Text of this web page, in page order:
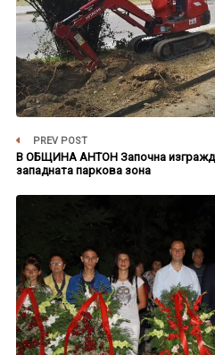
PREV POST
В ОБЩИНА АНТОН Започна
западната паркова зона